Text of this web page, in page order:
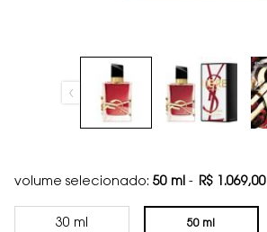
volume selecionado: 50 ml - R$ 1.069,00
30 ml
50 ml